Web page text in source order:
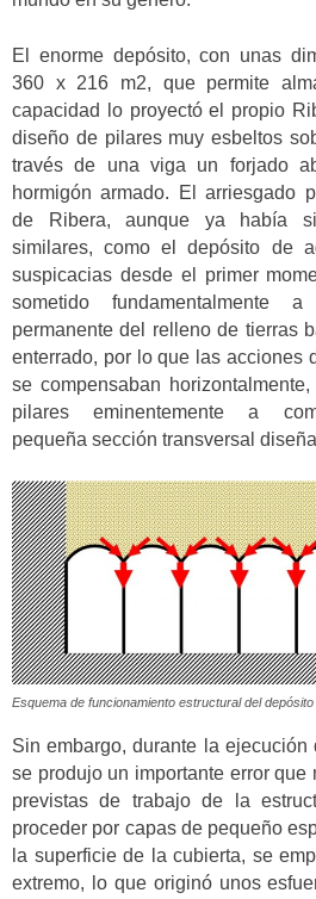
El enorme depósito, con unas
360 x 216 m2, que permite
capacidad lo proyectó el propio
diseño de pilares muy esbeltos
través de una viga un forjado
hormigón armado. El arriesgado
de Ribera, aunque ya había
similares, como el depósito de
suspicacias desde el primer
sometido fundamentalmente
permanente del relleno de tierras
enterrado, por lo que las acciones
se compensaban
pilares eminentemente a
pequeña sección transversal
Esquema de funcionamiento estructural del
Sin embargo, durante la
se produjo un importante error
previstas de trabajo de la
proceder por capas de pequeño
la superficie de la cubierta, se
extremo, lo que originó unos